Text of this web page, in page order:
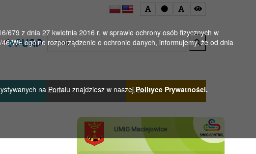
679 z dnia 27 kwietnia 2016 r. w sprawie ochrony osób fizycznych w
WE ogólne rozporządzenie o ochronie danych, informujemy, że od dnia
na Portalu znajdziesz w naszejPolityce Prywatności.
Wyszukaj
MGBP KS WISŁA